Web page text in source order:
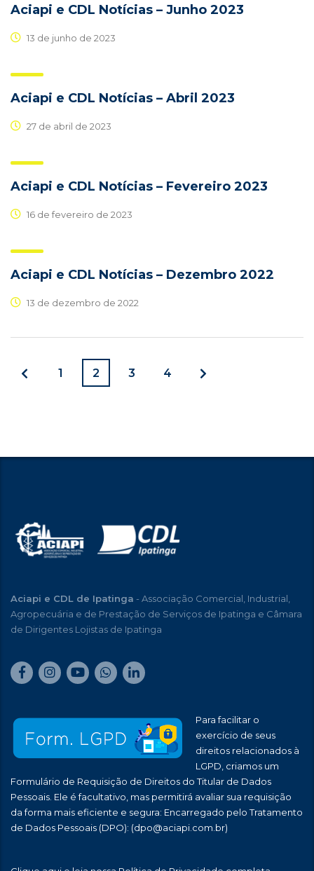
Aciapi e CDL Notícias – Junho 2023
13 de junho de 2023
Aciapi e CDL Notícias – Abril 2023
27 de abril de 2023
Aciapi e CDL Notícias – Fevereiro 2023
16 de fevereiro de 2023
Aciapi e CDL Notícias – Dezembro 2022
13 de dezembro de 2022
1 2 3 4
Aciapi e CDL de Ipatinga - Associação Comercial, Industrial,
Agropecuária e de Prestação de Serviços de Ipatinga e Câmara
de Dirigentes Lojistas de Ipatinga
Para facilitar o
exercício de seus
direitos relacionados à
LGPD, criamos um
Formulário de Requisição de Direitos do Titular de Dados
Pessoais. Ele é facultativo, mas permitirá avaliar sua requisição
da forma mais eficiente e segura: Encarregado pelo Tratamento
de Dados Pessoais (DPO): (dpo@aciapi.com.br)